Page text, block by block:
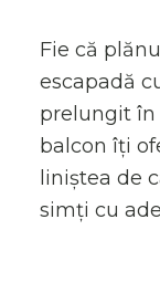
Fie că
escapadă
prelungit în
balcon îți
liniștea de
simți cu